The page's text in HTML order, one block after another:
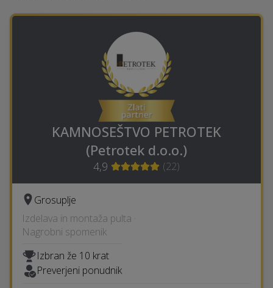
KAMNOSEŠTVO PETROTEK
(Petrotek d.o.o.)
4,9 (22)
Grosuplje
Izdelava in montaža pulta ·
Nagrobni spomenik
Izbran že 10 krat
Preverjeni ponudnik